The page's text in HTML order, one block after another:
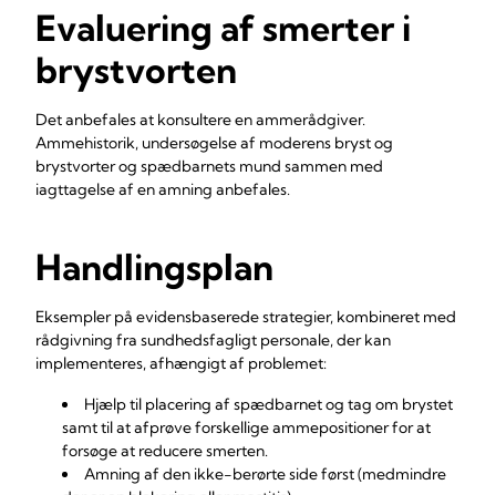
Evaluering af smerter i
brystvorten
Det anbefales at konsultere en ammerådgiver.
Ammehistorik, undersøgelse af moderens bryst og
brystvorter og spædbarnets mund sammen med
iagttagelse af en amning anbefales.
Handlingsplan
Eksempler på evidensbaserede strategier, kombineret med
rådgivning fra sundhedsfagligt personale, der kan
implementeres, afhængigt af problemet:
Hjælp til placering af spædbarnet og tag om brystet
samt til at afprøve forskellige ammepositioner for at
forsøge at reducere smerten.
Amning af den ikke-berørte side først (medmindre